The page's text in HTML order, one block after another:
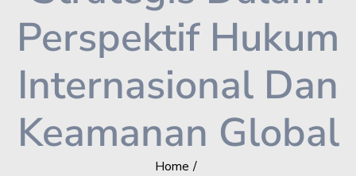
Perspektif Hukum
Internasional Dan
Keamanan Global
Home